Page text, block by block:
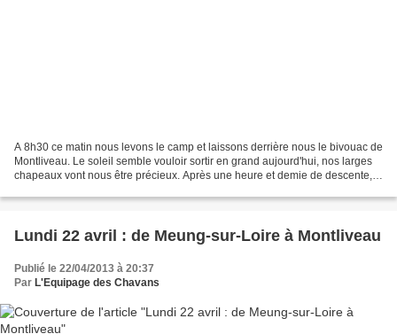
A 8h30 ce matin nous levons le camp et laissons derrière nous le bivouac de
Montliveau. Le soleil semble vouloir sortir en grand aujourd'hui, nos larges
chapeaux vont nous être précieux. Après une heure et demie de descente,
Lundi 22 avril : de Meung-sur-Loire à Montliveau
Publié le 22/04/2013 à 20:37
Par L'Equipage des Chavans